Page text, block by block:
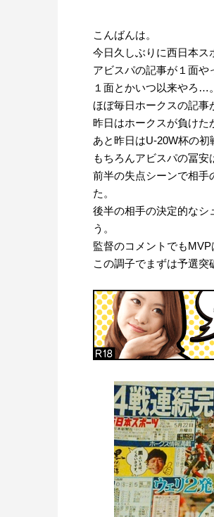
こんばんは。
今日久しぶりに西日本ス
アビスパの記事が１面や
１面とかいつ以来やろ…。
ほぼ毎日ホークスの記事
昨日はホークスが負けた
あと昨日はU-20W杯の初
もちろんアビスパの冨安
前半の失点シーンで相手
た。
後半の相手の決定的なシ
う。
監督のコメントでもMVP
この調子でまずは予選突